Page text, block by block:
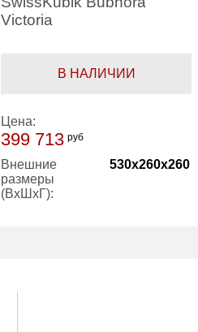
Victoria
В НАЛИЧИИ
Цена:
399 713 руб
Внешние
размеры
(ВхШхГ):
530x260x260